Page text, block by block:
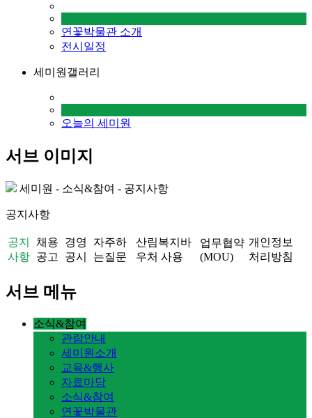
연꽃박물관 소개
전시일정
세미원갤러리
오늘의 세미원
서브 이미지
세미원 - 소식&참여 - 공지사항
공지사항
공지
사항
채용
공고
경영
공시
자주하
는질문
산림복지바
우처 사용
업무협약
(MOU)
개인정보
처리방침
서브 메뉴
소식&참여
관람안내
세미원소개
교육&행사
자료마당
소식&참여
연꽃박물관